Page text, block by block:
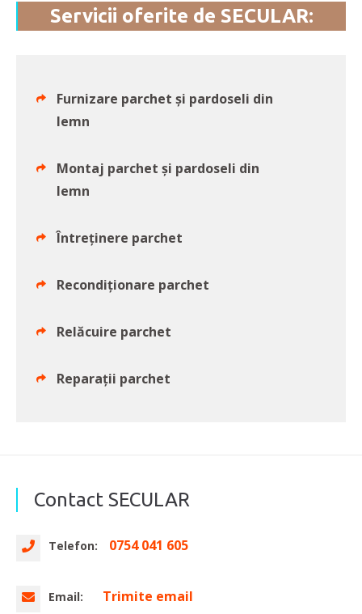
Servicii oferite de SECULAR:
Furnizare parchet și pardoseli din
lemn
Montaj parchet și pardoseli din
lemn
Întreținere parchet
Recondiționare parchet
Relăcuire parchet
Reparații parchet
Contact SECULAR
Telefon: 0754 041 605
Email: Trimite email